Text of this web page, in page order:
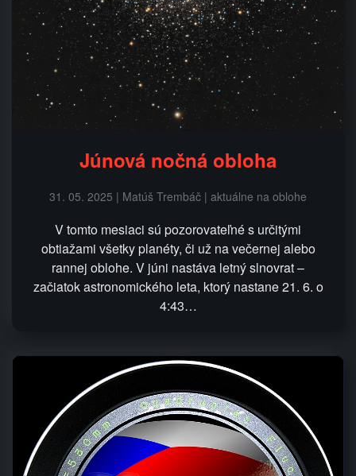
Júnová nočná obloha
31. 05. 2025 | Matúš Trembáč | aktuálne na oblohe
V tomto mesiaci sú pozorovateľné s určitými
obtiažami všetky planéty, či už na večernej alebo
rannej oblohe. V júni nastáva letný slnovrat –
začiatok astronomického leta, ktorý nastane 21. 6. o
4:43…